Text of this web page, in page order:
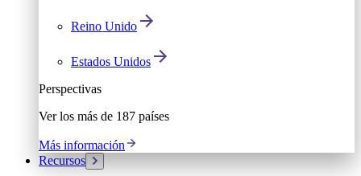
Reino Unido
Estados Unidos
Perspectivas
Ver los más de 187 países
Más información
Recursos